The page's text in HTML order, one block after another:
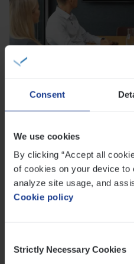
Consent
We use cookies
By clicking “Accept all
of cookies on your device to
analyze site usage, and
Cookie policy
Selection
Strictly Necessary Cookies
van250mil­joen
sprong voorwaarts
PUBLICATIE
Na de overname van een
sectorgenoot ligt de
verzekeringsmakelaar
op koers om over vier
te draaien. Onze CEO
Lees meer
Lees meer over Vanbreda